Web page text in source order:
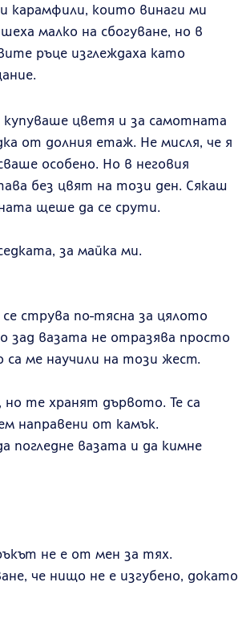
карамфили, които винаги ми
малко на сбогуване, но в
ръце изглеждаха като
купуваше цветя и за самотната
от долния етаж. Не мисля, че я
особено. Но в неговия
без цвят на този ден. Сякаш
щеше да се срути.
за майка ми.
струва по-тясна за цялото
зад вазата не отразява просто
са ме научили на този жест.
те хранят дървото. Те са
направени от камък.
погледне вазата и да кимне
не е от мен за тях.
че нищо не е изгубено, докато